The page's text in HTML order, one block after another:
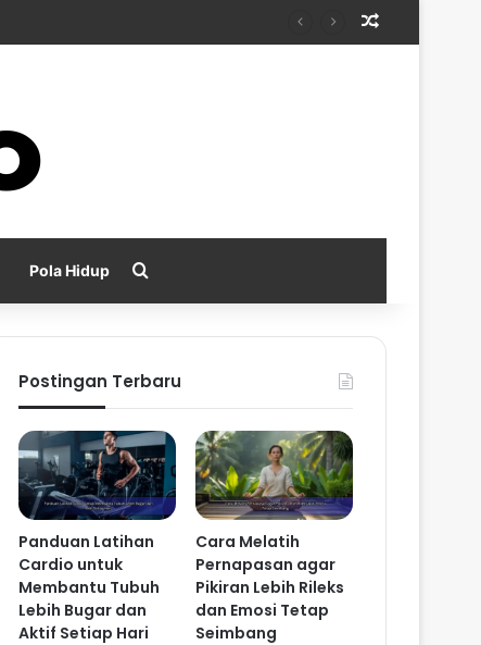
Pola Hidup
Postingan Terbaru
Panduan Latihan
Cardio untuk
Membantu Tubuh
Lebih Bugar dan
Aktif Setiap Hari
Cara Melatih
Pernapasan agar
Pikiran Lebih Rileks
dan Emosi Tetap
Seimbang